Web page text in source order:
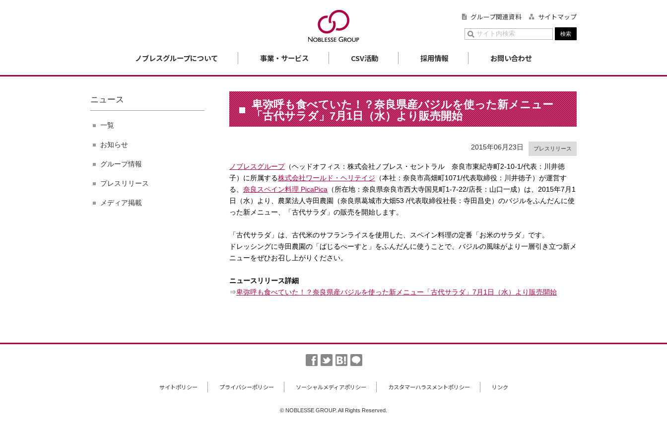
ノブレスグループについて 事業・サービス CSV活動 採用情報 お問い合わせ
グループ関連資料 サイトマップ
卑弥呼も食べていた！？奈良県産バジルを使った新メニュー
「古代サラダ」7月1日（水）より販売開始
プレスリリース
2015年06月23日
ノブレスグループ（ヘッドオフィス：株式会社ノブレス・セントラル 奈良市東紀寺町2-10-1/代表：川井徳
子）に所属する株式会社ワールド・ヘリテイジ （本社：奈良市高畑町1071/代表取締役：川井徳子）が運営す
る、 奈良スペイン料理 PicaPica （所在地：奈良県奈良市西大寺国見町1-7-22/店長：山口一成）は、2015年7月1
日（水）より、農業法人寺田農園（奈良県葛城市大畑53 /代表取締役社長：寺田昌史）のバジルをふんだんに使
った新メニュー、「古代サラダ」の販売を開始します。
「古代サラダ」は、古代米のサフランライスを使用した、スペイン料理の定番「お米のサラダ」です。
ドレッシングに寺田農園の「ばじるぺーすと」をふんだんに使うことで、バジルの風味がより一層引き立つ新メ
ニューをぜひお召し上がりください。
ニュースリリース詳細
⇒卑弥呼も食べていた！？奈良県産バジルを使った新メニュー「古代サラダ」7月1日（水）より販売開始
ニュース
一覧
お知らせ
グループ情報
プレスリリース
メディア掲載
サイトポリシー プライバシーポリシー ソーシャルメディアポリシー カスタマーハラスメントポリシー リンク
© NOBLESSE GROUP. All Rights Reserved.